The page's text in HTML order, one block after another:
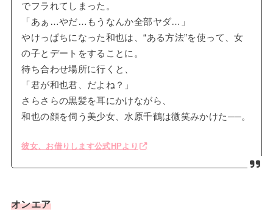
でフラれてしまった。
「あぁ…やだ…もうなんか全部ヤダ…」
やけっぱちになった和也は、“ある方法”を使って、女
の子とデートをすることに。
待ち合わせ場所に行くと、
「君が和也君、だよね？」
さらさらの黒髪を耳にかけながら、
和也の顔を伺う美少女、水原千鶴は微笑みかけた──。
彼女、お借りします公式HPより
オンエア